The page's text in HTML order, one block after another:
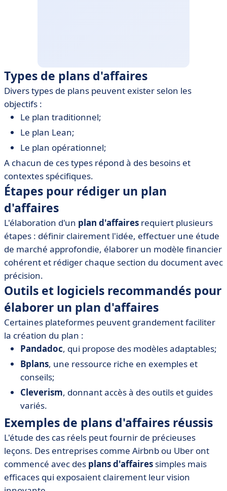
Types de plans d'affaires
Divers types de plans peuvent exister selon les
objectifs :
Le plan traditionnel;
Le plan Lean;
Le plan opérationnel;
A chacun de ces types répond à des besoins et
contextes spécifiques.
Étapes pour rédiger un plan
d'affaires
L'élaboration d'un plan d'affaires requiert plusieurs
étapes : définir clairement l'idée, effectuer une étude
de marché approfondie, élaborer un modèle financier
cohérent et rédiger chaque section du document avec
précision.
Outils et logiciels recommandés pour
élaborer un plan d'affaires
Certaines plateformes peuvent grandement faciliter
la création du plan :
Pandadoc, qui propose des modèles adaptables;
Bplans, une ressource riche en exemples et
conseils;
Cleverism, donnant accès à des outils et guides
variés.
Exemples de plans d'affaires réussis
L'étude des cas réels peut fournir de précieuses
leçons. Des entreprises comme Airbnb ou Uber ont
commencé avec des plans d'affaires simples mais
efficaces qui exposaient clairement leur vision